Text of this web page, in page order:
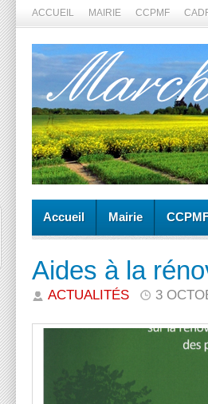
ACCUEIL MAIRIE CCPMF
Accueil Mairie
Aides à la
ACTUALITÉS 3